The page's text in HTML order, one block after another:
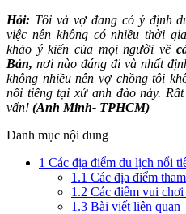
Hỏi: Tôi và vợ đang có ý định
việc nên không có nhiều thời
khảo ý kiến của mọi người về
Bản, nơi nào đáng đi và nhất
không nhiều nên vợ chồng tôi
nổi tiếng tại xứ anh đào này.
vấn! (Anh Minh- TPHCM)
Danh mục nội dung
1 Các địa điểm du lịch nổi
1.1 Các địa điểm
1.2 Các điểm vui
1.3 Bài viết liên quan